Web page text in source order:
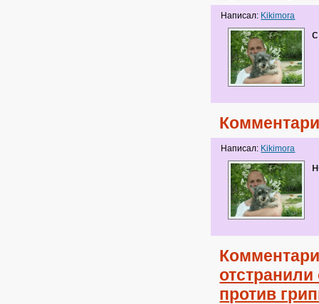
Написал: Kikimora
Написал: Kikimora
отстранили
против